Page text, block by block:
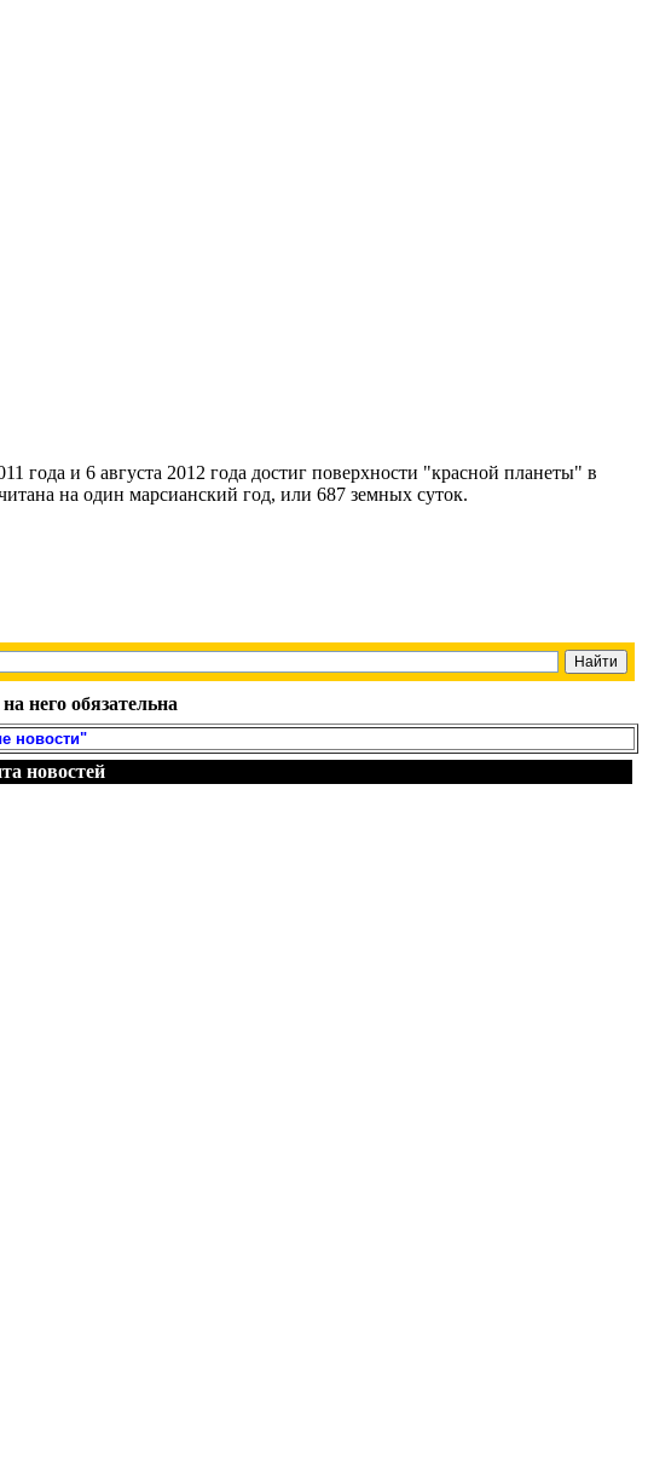
года и 6 августа 2012 года достиг поверхности "красной планеты" в
на один марсианский год, или 687 земных суток.
него обязательна
новости"
новостей